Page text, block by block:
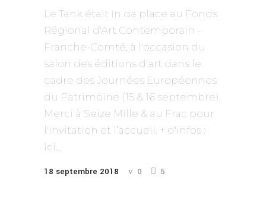
Le Tank était in da place au Fonds
Régional d'Art Contemporain -
Franche-Comté, à l'occasion du
salon des éditions d'art dans le
cadre des Journées Européennes
du Patrimoine (15 & 16 septembre).
Merci à Seize Mille & au Frac pour
l'invitation et l’accueil. + d'infos :
ici...
18 septembre 2018 0 5